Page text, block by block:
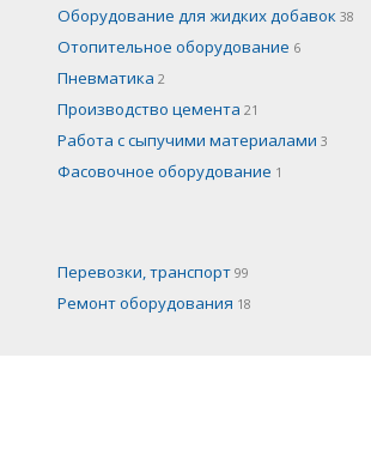
Оборудование для жидких добавок 38
Отопительное оборудование 6
Пневматика 2
Производство цемента 21
Работа с сыпучими материалами 3
Фасовочное оборудование 1
Перевозки, транспорт 99
Ремонт оборудования 18